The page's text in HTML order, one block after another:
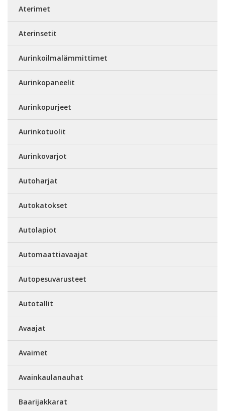
Aterimet
Aterinsetit
Aurinkoilmalämmittimet
Aurinkopaneelit
Aurinkopurjeet
Aurinkotuolit
Aurinkovarjot
Autoharjat
Autokatokset
Autolapiot
Automaattiavaajat
Autopesuvarusteet
Autotallit
Avaajat
Avaimet
Avainkaulanauhat
Baarijakkarat